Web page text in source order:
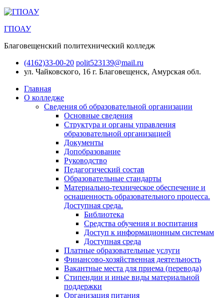
ГПОАУ
Благовещенский политехнический колледж
(4162)33-00-20 polit523139@mail.ru
ул. Чайковского, 16 г. Благовещенск, Амурская обл.
Главная
О колледже
Сведения об образовательной организации
Основные сведения
Структура и органы управления
образовательной организацией
Документы
Допобразование
Руководство
Педагогический состав
Образовательные стандарты
Материально-техническое обеспечение и
оснащенность образовательного процесса.
Доступная среда.
Библиотека
Средства обучения и воспитания
Доступ к информационным системам
Доступная среда
Платные образовательные услуги
Финансово-хозяйственная деятельность
Вакантные места для приема (перевода)
Стипендии и иные виды материальной
поддержки
Организация питания